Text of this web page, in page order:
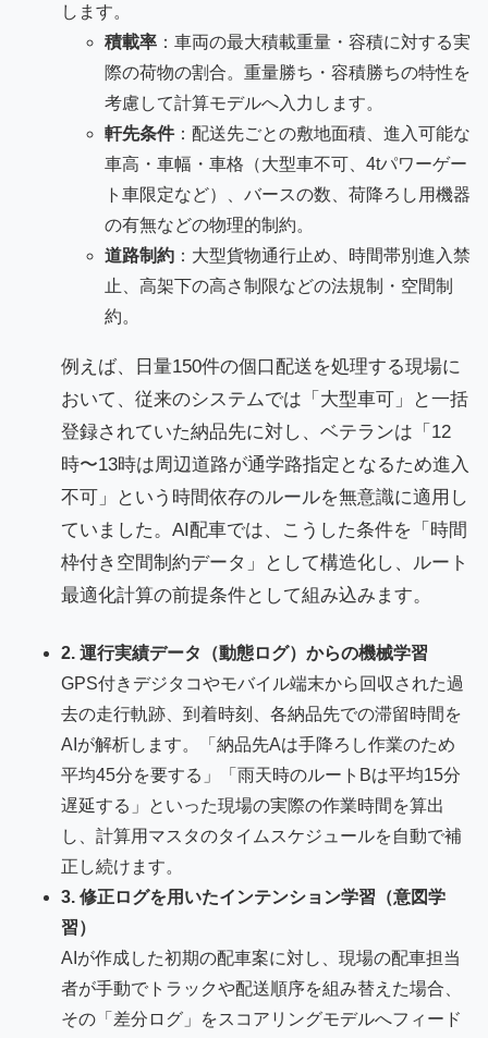
します。
積載率 ：車両の最大積載重量・容積に対する実
際の荷物の割合。重量勝ち・容積勝ちの特性を
考慮して計算モデルへ入力します。
軒先条件：配送先ごとの敷地面積、進入可能な
車高・車幅・車格（大型車不可、4tパワーゲー
ト車限定など）、バースの数、荷降ろし用機器
の有無などの物理的制約。
道路制約 ：大型貨物通行止め、時間帯別進入禁
止、高架下の高さ制限などの法規制・空間制
約。
例えば、日量150件の個口配送を処理する現場に
おいて、従来のシステムでは「大型車可」と一括
登録されていた納品先に対し、ベテランは「12
時〜13時は周辺道路が通学路指定となるため進入
不可」という時間依存のルールを無意識に適用し
ていました。AI配車では、こうした条件を「時間
枠付き空間制約データ」として構造化し、ルート
最適化計算の前提条件として組み込みます。
2. 運行実績データ（動態ログ）からの機械学習
GPS付きデジタコやモバイル端末から回収された過
去の走行軌跡、到着時刻、各納品先での滞留時間を
AIが解析します。「納品先Aは手降ろし作業のため
平均45分を要する」「雨天時のルートBは平均15分
遅延する」といった現場の実際の作業時間を算出
し、計算用マスタのタイムスケジュールを自動で補
正し続けます。
3. 修正ログを用いたインテンション学習（意図学
習）
AIが作成した初期の配車案に対し、現場の配車担当
者が手動でトラックや配送順序を組み替えた場合、
その「差分ログ」をスコアリングモデルへフィード